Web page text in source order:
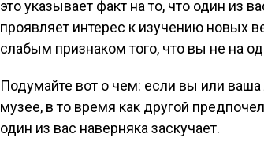
это указывает факт на то, что один из
проявляет интерес к изучению новых
слабым признаком того, что вы не на
Подумайте вот о чем: если вы или
музее, в то время как другой
один из вас наверняка заскучает.